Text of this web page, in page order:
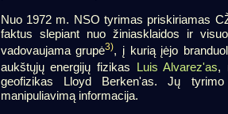
Nuo 1972 m. NSO tyrimas priskiriamas
faktus slepiant nuo žiniasklaidos ir
vadovaujama grupė3), į kurią įėjo
aukštųjų energijų fizikas Luis Alvarez'as,
geofizikas Lloyd Berken'as. Jų
manipuliavimą informacija.